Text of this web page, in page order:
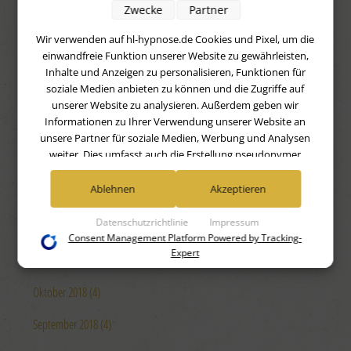
Juni 2019 (4)
Mai 2019 (4)
April 2019 (4)
März 2019 (4)
Januar 2019 (4)
Dezember 2018 (4)
Oktober 2018 (4)
September 2018 (4)
Wir verwenden auf hl-hypnose.de Cookies und Pixel, um die
einwandfreie Funktion unserer Website zu gewährleisten,
Inhalte und Anzeigen zu personalisieren, Funktionen für
soziale Medien anbieten zu können und die Zugriffe auf
unserer Website zu analysieren. Außerdem geben wir
Informationen zu Ihrer Verwendung unserer Website an
unsere Partner für soziale Medien, Werbung und Analysen
weiter. Dies umfasst auch die Erstellung pseudonymer
Nutzungsprofile. Unsere Partner (Google Advertising
Products) führen diese Informationen möglicherweise mit
weiteren Daten zusammen, die Sie ihnen bereitgestellt haben
(bspw. anhand eines persönlichen Accounts) oder welche sie
im Rahmen Ihrer Nutzung der Dienste gesammelt haben
(bspw. Nutzungsdaten anderer Geräte). Ihre Einwilligung zur
Nutzung von Cookies und Pixeln können Sie jederzeit
widerrufen, indem Sie auf den Datenschutz-Button links
unten klicken und dort die entsprechenden Anpassungen
Datenschutzrichtlinie Impressum
Zwecke Partner
Ablehnen Akzeptieren
Consent Management Platform Powered by Tracking-
Expert